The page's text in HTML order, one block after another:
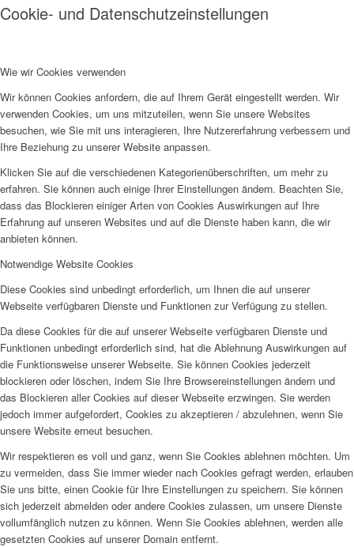
Cookie- und Datenschutzeinstellungen
Wie wir Cookies verwenden
Wir können Cookies anfordern, die auf Ihrem Gerät eingestellt werden. Wir
verwenden Cookies, um uns mitzuteilen, wenn Sie unsere Websites
besuchen, wie Sie mit uns interagieren, Ihre Nutzererfahrung verbessern und
Ihre Beziehung zu unserer Website anpassen.
Klicken Sie auf die verschiedenen Kategorienüberschriften, um mehr zu
erfahren. Sie können auch einige Ihrer Einstellungen ändern. Beachten Sie,
dass das Blockieren einiger Arten von Cookies Auswirkungen auf Ihre
Erfahrung auf unseren Websites und auf die Dienste haben kann, die wir
anbieten können.
Notwendige Website Cookies
Diese Cookies sind unbedingt erforderlich, um Ihnen die auf unserer
Webseite verfügbaren Dienste und Funktionen zur Verfügung zu stellen.
Da diese Cookies für die auf unserer Webseite verfügbaren Dienste und
Funktionen unbedingt erforderlich sind, hat die Ablehnung Auswirkungen auf
die Funktionsweise unserer Webseite. Sie können Cookies jederzeit
blockieren oder löschen, indem Sie Ihre Browsereinstellungen ändern und
das Blockieren aller Cookies auf dieser Webseite erzwingen. Sie werden
jedoch immer aufgefordert, Cookies zu akzeptieren / abzulehnen, wenn Sie
unsere Website erneut besuchen.
Wir respektieren es voll und ganz, wenn Sie Cookies ablehnen möchten. Um
zu vermeiden, dass Sie immer wieder nach Cookies gefragt werden, erlauben
Sie uns bitte, einen Cookie für Ihre Einstellungen zu speichern. Sie können
sich jederzeit abmelden oder andere Cookies zulassen, um unsere Dienste
vollumfänglich nutzen zu können. Wenn Sie Cookies ablehnen, werden alle
gesetzten Cookies auf unserer Domain entfernt.